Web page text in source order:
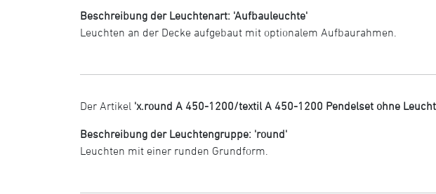
Beschreibung der Leuchtenart: 'Aufbauleuchte'
Leuchten an der Decke aufgebaut mit optionalem Aufbaurahmen.
Der Artikel 'x.round A 450-1200/textil A 450-1200 Pendelset ohne
Beschreibung der Leuchtengruppe: 'round'
Leuchten mit einer runden Grundform.